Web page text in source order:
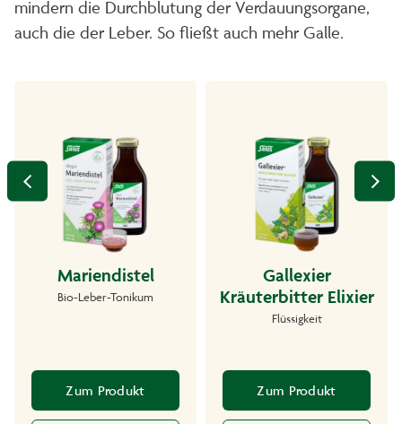
mindern die Durchblutung der Verdauungsorgane,
auch die der Leber. So fließt auch mehr Galle.
Mariendistel
Bio-Leber-Tonikum
Zum Produkt
Gallexier
Kräuterbitter Elixier
Flüssigkeit
Zum Produkt